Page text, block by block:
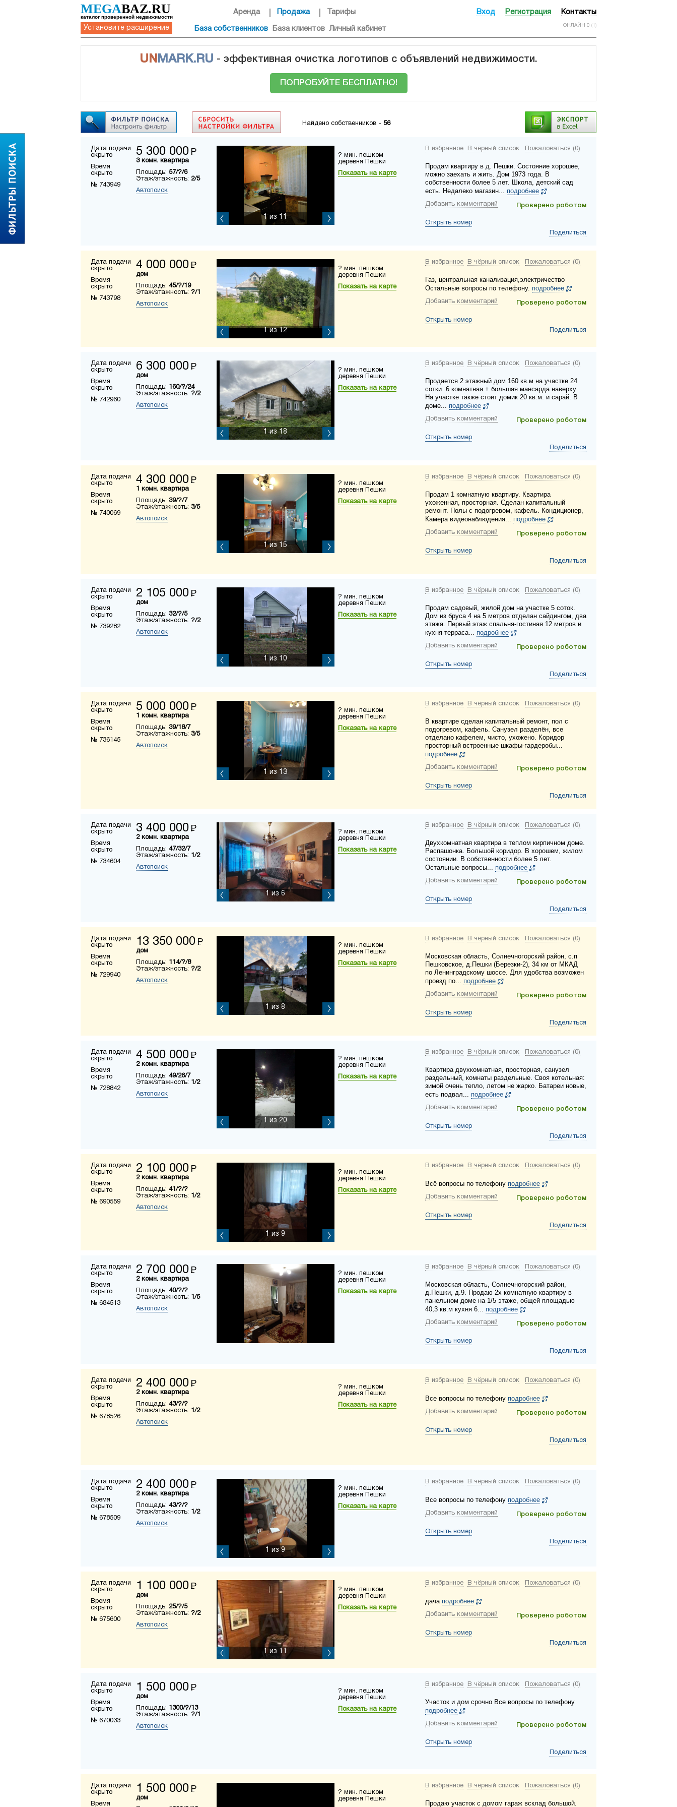
MEGABAZ.RU
каталог проверенной недвижимости
Установите расширение
Аренда Продажа Тарифы
База собственников База клиентов Личный кабинет
Контакты
Регистрация
Вход
ОНЛАЙН 0 (1)
UN MARK.RU - эффективная очистка логотипов с объявлений недвижимости.
ПОПРОБУЙТЕ БЕСПЛАТНО!
Найдено собственников - 56
Дата подачи
скрыто
Время
скрыто
№ 743949
5 300 000 Р
3 комн. квартира
Площадь: 57/?/6
Этаж/этажность: 2/5
Автопоиск
1 из 11
? мин. пешком
деревня Пешки
Показать на карте
В избранное В чёрный список Пожаловаться (0)
Продам квартиру в д. Пешки. Состояние хорошее,
можно заехать и жить. Дом 1973 года. В
собственности более 5 лет. Школа, детский сад
есть. Недалеко магазин... подробнее
Проверено роботом
Добавить комментарий
Открыть номер
Поделиться
Дата подачи
скрыто
Время
скрыто
№ 743798
4 000 000 Р
дом
Площадь: 45/?/19
Этаж/этажность: ?/1
Автопоиск
1из 12
? мин. пешком
деревня Пешки
Показать на карте
В избранное В чёрный список Пожаловаться (0)
Газ, центральная канализация,электричество
Остальные вопросы по телефону. подробнее
Проверено роботом
Добавить комментарий
Открыть номер
Поделиться
Дата подачи
скрыто
Время
скрыто
№ 742960
6 300 000 Р
дом
Площадь: 160/?/24
Этаж/этажность: ?/2
Автопоиск
1из 18
? мин. пешком
деревня Пешки
Показать на карте
В избранное В чёрный список Пожаловаться (0)
Продается 2 этажный дом 160 кв.м на участке 24
сотки. 6 комнатная + большая мансарда наверху.
На участке также стоит домик 20 кв.м. и сарай. В
доме... подробнее
Проверено роботом
Добавить комментарий
Открыть номер
Поделиться
Дата подачи
скрыто
Время
скрыто
№ 740069
4 300 000 Р
1 комн. квартира
Площадь: 39/?/7
Этаж/этажность: 3/5
Автопоиск
1из 15
? мин. пешком
деревня Пешки
Показать на карте
В избранное В чёрный список Пожаловаться (0)
Продам 1 комнатную квартиру. Квартира
ухоженная, просторная. Сделан капитальный
ремонт. Полы с подогревом, кафель. Кондиционер,
Камера видеонаблюдения... подробнее
Проверено роботом
Добавить комментарий
Открыть номер
Поделиться
Дата подачи
скрыто
Время
скрыто
№ 739282
2 105 000 Р
дом
Площадь: 32/?/5
Этаж/этажность: ?/2
Автопоиск
1 из 10
? мин. пешком
деревня Пешки
Показать на карте
В избранное В чёрный список Пожаловаться (0)
Продам садовый, жилой дом на участке 5 соток.
Дом из бруса 4 на 5 метров отделан сайдингом, два
этажа. Первый этаж спальня-гостиная 12 метров и
кухня-терраса... подробнее
Проверено роботом
Добавить комментарий
Открыть номер
Поделиться
Дата подачи
скрыто
Время
скрыто
№ 736145
5 000 000 Р
1 комн. квартира
Площадь: 39/18/7
Этаж/этажность: 3/5
Автопоиск
1 из 13
? мин. пешком
деревня Пешки
Показать на карте
В избранное В чёрный список Пожаловаться (0)
В квартире сделан капитальный ремонт, пол с
подогревом, кафель. Санузел разделён, все
отделано кафелем, чисто, ухожено. Коридор
просторный встроенные шкафы-гардеробы...
подробнее
Проверено роботом
Добавить комментарий
Открыть номер
Поделиться
Дата подачи
скрыто
Время
скрыто
№ 734604
3 400 000 Р
2 комн. квартира
Площадь: 47/32/7
Этаж/этажность: 1/2
Автопоиск
1 из 6
? мин. пешком
деревня Пешки
Показать на карте
В избранное В чёрный список Пожаловаться (0)
Двухкомнатная квартира в теплом кирпичном доме.
Распашонка. Большой коридор. В хорошем, жилом
состоянии. В собственности более 5 лет.
Остальные вопросы... подробнее
Проверено роботом
Добавить комментарий
Открыть номер
Поделиться
Дата подачи
скрыто
Время
скрыто
№ 729940
13 350 000 Р
дом
Площадь: 114/?/8
Этаж/этажность: ?/2
Автопоиск
1 из 8
? мин. пешком
деревня Пешки
Показать на карте
В избранное В чёрный список Пожаловаться (0)
Московская область, Солнечногорский район, с.п
Пешковское, д.Пешки (Березки-2), 34 км от МКАД
по Ленинградскому шоссе. Для удобства возможен
проезд по... подробнее
Проверено роботом
Добавить комментарий
Открыть номер
Поделиться
Дата подачи
скрыто
Время
скрыто
№ 728842
4 500 000 Р
2 комн. квартира
Площадь: 49/26/7
Этаж/этажность: 1/2
Автопоиск
1 из 20
? мин. пешком
деревня Пешки
Показать на карте
В избранное В чёрный список Пожаловаться (0)
Квартира двухкомнатная, просторная, санузел
раздельный, комнаты раздельные. Своя котельная:
зимой очень тепло, летом не жарко. Батареи новые,
есть подвал... подробнее
Проверено роботом
Добавить комментарий
Открыть номер
Поделиться
Дата подачи
скрыто
Время
скрыто
№ 690559
2 100 000 Р
2 комн. квартира
Площадь: 41/?/?
Этаж/этажность: 1/2
Автопоиск
1 из 9
? мин. пешком
деревня Пешки
Показать на карте
В избранное В чёрный список Пожаловаться (0)
Всё вопросы по телефону подробнее
Проверено роботом
Добавить комментарий
Открыть номер
Поделиться
Дата подачи
скрыто
Время
скрыто
№ 684513
2 700 000 Р
2 комн. квартира
Площадь: 40/?/?
Этаж/этажность: 1/5
Автопоиск
? мин. пешком
деревня Пешки
Показать на карте
В избранное В чёрный список Пожаловаться (0)
Московская область, Солнечногорский район,
д.Пешки, д.9. Продаю 2х комнатную квартиру в
панельном доме на 1/5 этаже, общей площадью
40,3 кв.м кухня 6... подробнее
Проверено роботом
Добавить комментарий
Открыть номер
Поделиться
Дата подачи
скрыто
Время
скрыто
№ 678526
2 400 000 Р
2 комн. квартира
Площадь: 43/?/?
Этаж/этажность: 1/2
Автопоиск
? мин. пешком
деревня Пешки
Показать на карте
В избранное В чёрный список Пожаловаться (0)
Все вопросы по телефону подробнее
Проверено роботом
Добавить комментарий
Открыть номер
Поделиться
Дата подачи
скрыто
Время
скрыто
№ 678509
2 400 000 Р
2 комн. квартира
Площадь: 43/?/?
Этаж/этажность: 1/2
Автопоиск
1 из 9
? мин. пешком
деревня Пешки
Показать на карте
В избранное В чёрный список Пожаловаться (0)
Все вопросы по телефону подробнее
Проверено роботом
Добавить комментарий
Открыть номер
Поделиться
Дата подачи
скрыто
Время
скрыто
№ 675600
1 100 000 Р
дом
Площадь: 25/?/5
Этаж/этажность: ?/2
Автопоиск
1 из 11
? мин. пешком
деревня Пешки
Показать на карте
В избранное В чёрный список Пожаловаться (0)
дача подробнее
Проверено роботом
Добавить комментарий
Открыть номер
Поделиться
Дата подачи
скрыто
Время
скрыто
№ 670033
1 500 000 Р
дом
Площадь: 1300/?/13
Этаж/этажность: ?/1
Автопоиск
? мин. пешком
деревня Пешки
Показать на карте
В избранное В чёрный список Пожаловаться (0)
Участок и дом срочно Все вопросы по телефону
подробнее
Проверено роботом
Добавить комментарий
Открыть номер
Поделиться
Дата подачи
скрыто
Время
1 500 000 Р
дом
? мин. пешком
деревня Пешки
В избранное В чёрный список Пожаловаться (0)
Продаю участок с домом гараж всклад большой.